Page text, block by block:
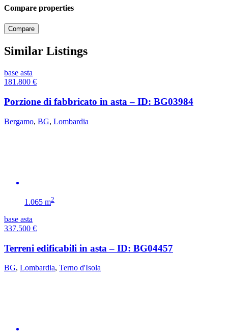
Compare properties
Compare
Similar Listings
base asta
181.800 €
Porzione di fabbricato in asta – ID: BG03984
Bergamo, BG, Lombardia
1.065 m2
base asta
337.500 €
Terreni edificabili in asta – ID: BG04457
BG, Lombardia, Terno d'Isola